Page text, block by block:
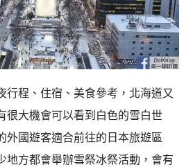
行程、住宿、美食參考，北海道又
很大機會可以看到白色的雪白世
外國遊客適合前往的日本旅遊區
地方都會舉辦雪祭冰祭活動，會有